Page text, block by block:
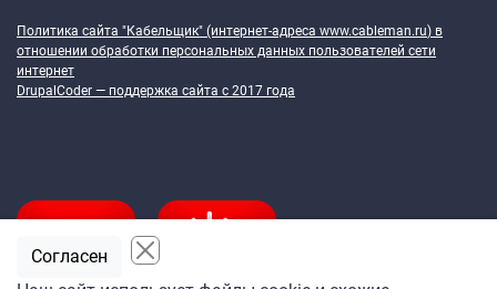
Политика сайта "Кабельщик" (интернет-адреса www.cableman.ru) в
отношении обработки персональных данных пользователей сети
интернет
DrupalCoder — поддержка сайта c 2017 года
Согласен